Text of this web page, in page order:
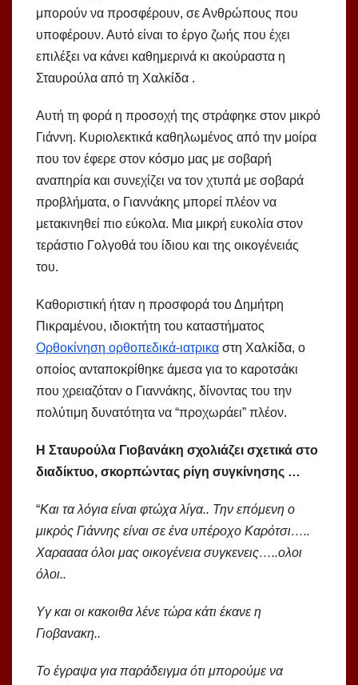
μπορούν να προσφέρουν, σε Ανθρώπους που
υποφέρουν. Αυτό είναι το έργο ζωής που έχει
επιλέξει να κάνει καθημερινά κι ακούραστα η
Σταυρούλα από τη Χαλκίδα .
Αυτή τη φορά η προσοχή της στράφηκε στον μικρό
Γιάννη. Κυριολεκτικά καθηλωμένος από την μοίρα
που τον έφερε στον κόσμο μας με σοβαρή
αναπηρία και συνεχίζει να τον χτυπά με σοβαρά
προβλήματα, ο Γιαννάκης μπορεί πλέον να
μετακινηθεί πιο εύκολα. Μια μικρή ευκολία στον
τεράστιο Γολγοθά του ίδιου και της οικογένειάς
του.
Καθοριστική ήταν η προσφορά του Δημήτρη
Πικραμένου, ιδιοκτήτη του καταστήματος
Ορθοκίνηση ορθοπεδικά-ιατρικα στη Χαλκίδα, ο
οποίος ανταποκρίθηκε άμεσα για το καροτσάκι
που χρειαζόταν ο Γιαννάκης, δίνοντας του την
πολύτιμη δυνατότητα να “προχωράει” πλέον.
Η Σταυρούλα Γιοβανάκη σχολιάζει σχετικά στο
διαδίκτυο, σκορπώντας ρίγη συγκίνησης …
“Και τα λόγια είναι φτώχα λίγα.. Την επόμενη ο
μικρός Γιάννης είναι σε ένα υπέροχο Καρότσι…..
Χαραααα όλοι μας οικογένεια συγκενεις…..ολοι
όλοι..
Υγ και οι κακοιθα λένε τώρα κάτι έκανε η
Γιοβανακη..
Το έγραψα για παράδειγμα ότι μπορούμε να